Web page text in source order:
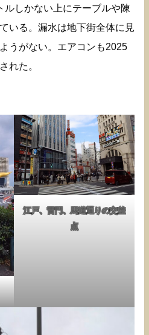
ルしかない上にテーブルや陳
いる。漏水は地下街全体に見
うがない。エアコンも2025
れた。
江戸、雷門、馬道通りの交差
点